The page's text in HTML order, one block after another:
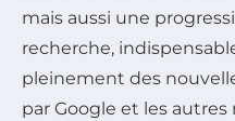
mais aussi une
recherche,
pleinement des
par Google et les autres